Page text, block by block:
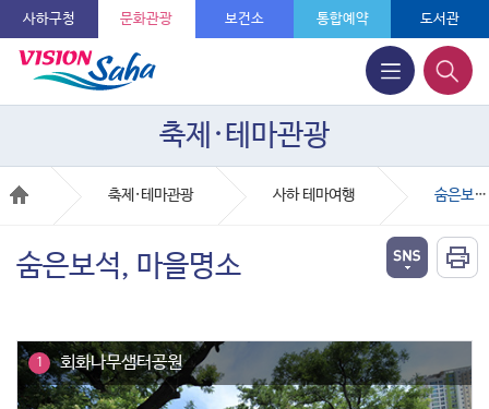
사하구청 문화관광 보건소 통합예약 도서관
축제·테마관광
축제·테마관광 사하 테마여행 숨은보석, 마을명소
숨은보석, 마을명소
1 회화나무샘터공원